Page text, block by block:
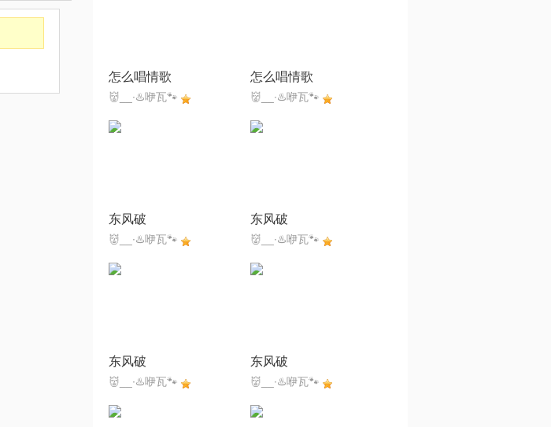
怎么唱情歌
👹__∙♨️咿瓦🐾
怎么唱情歌
👹__∙♨️咿瓦🐾
东风破
👹__∙♨️咿瓦🐾
东风破
👹__∙♨️咿瓦🐾
东风破
👹__∙♨️咿瓦🐾
东风破
👹__∙♨️咿瓦🐾